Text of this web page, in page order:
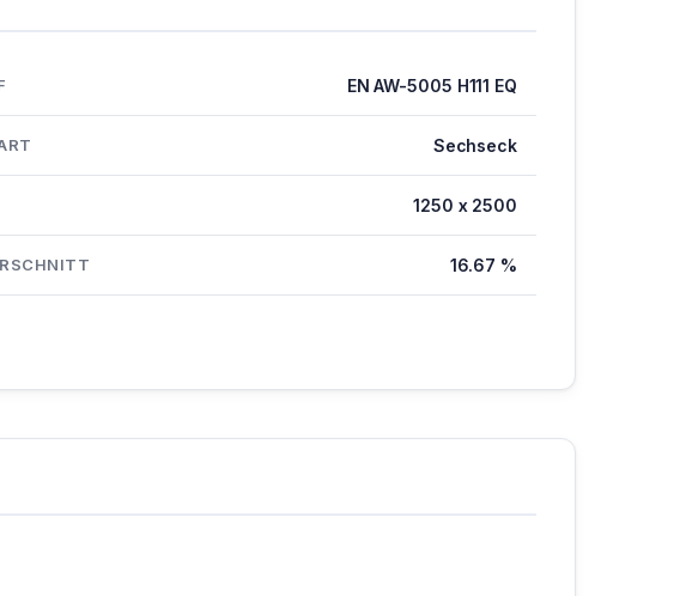
EN AW-5005 H111 EQ
Sechseck
1250 x 2500
16.67 %